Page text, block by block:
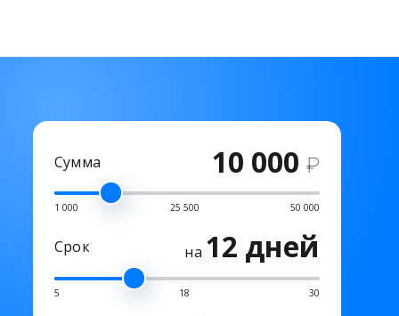
Сумма 10 000 ₽
1 000 25 500 50 000
Срок на 12 дней
5 18 30